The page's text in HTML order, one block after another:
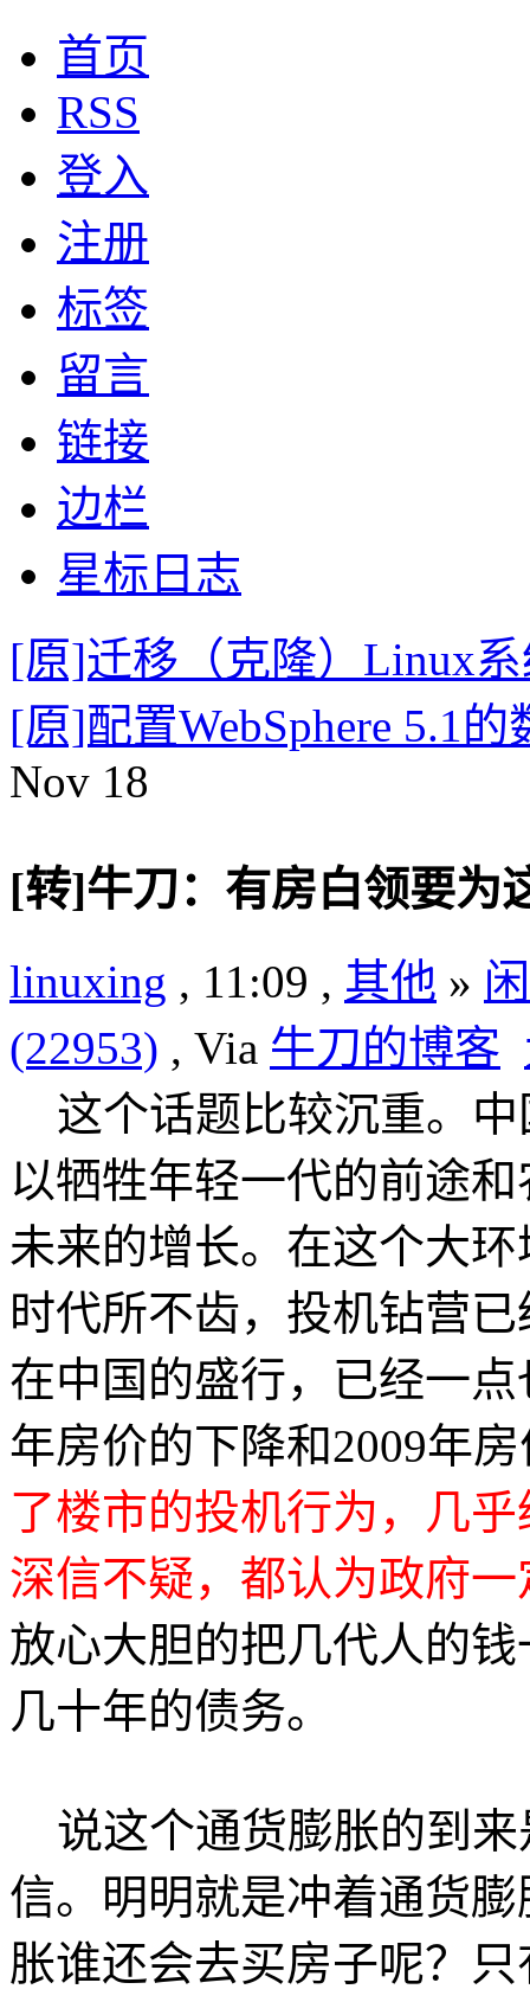
首页
RSS
登入
注册
标签
留言
链接
边栏
星标日志
[原]迁移（克隆）Linux
[原]配置WebSphere 5.1
Nov 18
[转]牛刀：有房白领要为
linuxing , 11:09 , 其他 »
(22953) , Via 牛刀的博客
这个话题比较沉重。中
以牺牲年轻一代的前途
未来的增长。在这个大
时代所不齿，投机钻营
在中国的盛行，已经一
年房价的下降和2009年
了楼市的投机行为，几
深信不疑，都认为政府
放心大胆的把几代人的
几十年的债务。
说这个通货膨胀的到来
信。明明就是冲着通货
胀谁还会去买房子呢？